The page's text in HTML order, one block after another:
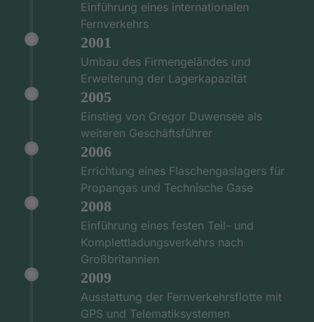
Einführung eines internationalen
Fernverkehrs
2001
Umbau des Firmengeländes und
Erweiterung der Lagerkapazität
2005
Einstieg von Gregor Duwensee als
weiteren Geschäftsführer
2006
Errichtung eines Flaschengaslagers für
Propangas und Technische Gase
2008
Einführung eines festen Teil- und
Komplettladungsverkehrs nach
Großbritannien
2009
Ausstattung der Fernverkehrsflotte mit
GPS und Telematiksystemen